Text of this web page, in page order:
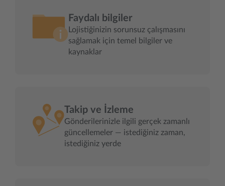
Faydalı bilgiler
Lojistiğinizin sorunsuz çalışmasını
sağlamak için temel bilgiler ve
kaynaklar
Takip ve İzleme
Gönderilerinizle ilgili gerçek zamanlı
güncellemeler — istediğiniz zaman,
istediğiniz yerde